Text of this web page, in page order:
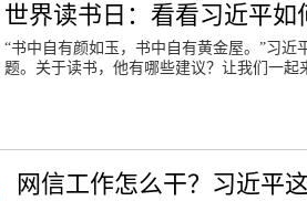
世界读书日：看看习近平如
“书中自有颜如玉，书中自有黄金屋。”习近
题。关于读书，他有哪些建议？让我们一起
网信工作怎么干？习近平